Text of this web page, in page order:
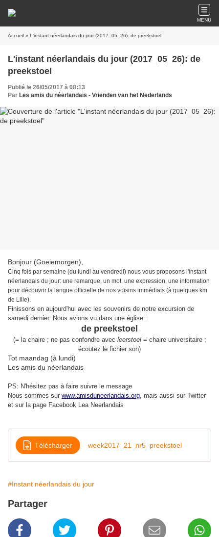
MENU
Accueil » L'instant néerlandais du jour (2017_05_26): de preekstoel
L'instant néerlandais du jour (2017_05_26): de
preekstoel
Publié le 26/05/2017 à 08:13
Par Les amis du néerlandais - Vrienden van het Nederlands
Bonjour (Goeiemorgen),
Cinq fois par semaine (du lundi au vendredi) nous vous proposons l'instant
néerlandais du jour: une remarque, un mot, une expression, une information
pour découvrir la langue officielle de nos voisins immédiats (à quelques km
de Lille).
Finissons en aujourd'hui avec les souvenirs de notre excursion de
samedi dernier. Nous avions vu dans une église :
de preekstoel
(= la chaire ; ne pas confondre avec leerstoel= chaire universitaire ;
écoutez le fichier son)
Tot maandag (à lundi)
Les amis du néerlandais
PS: N'hésitez pas à faire suivre le message
Nous sommes sur www.amisduneerlandais.org, mais aussi sur Twitter
et sur la page Facebook Lea Neerlandais
Télécharger week2017_21_nr5_preekstoel
#Instant néerlandais du jour
Partager